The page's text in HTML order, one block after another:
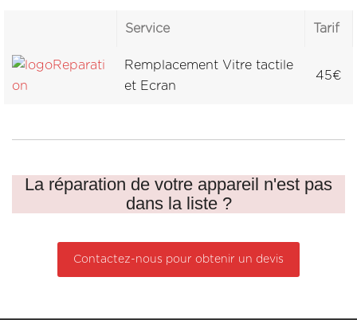
Service Tarif
Remplacement Vitre tactile
et Ecran
45€
La réparation de votre appareil n'est pas
dans la liste ?
Contactez-nous pour obtenir un devis